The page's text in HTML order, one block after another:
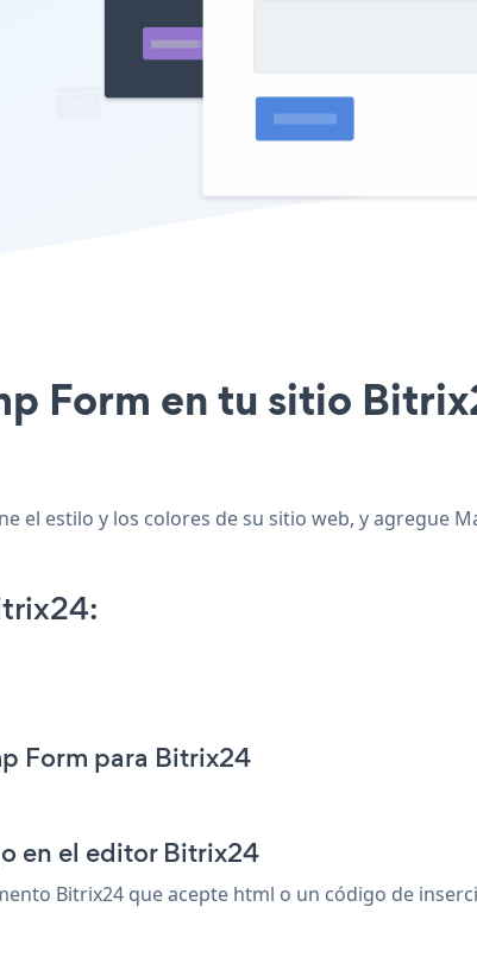
Form en tu sitio
el estilo y los colores de su sitio web, y agregue
Form para Bitrix24
en el editor Bitrix24
Bitrix24 que acepte html o un código de